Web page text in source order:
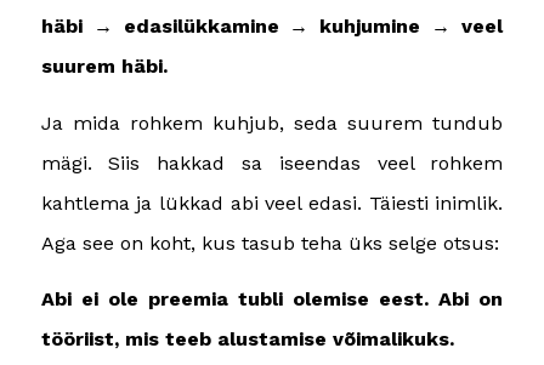
häbi → edasilükkamine → kuhjumine → veel
suurem häbi.
Ja mida rohkem kuhjub, seda suurem tundub
mägi. Siis hakkad sa iseendas veel rohkem
kahtlema ja lükkad abi veel edasi. Täiesti inimlik.
Aga see on koht, kus tasub teha üks selge otsus:
Abi ei ole preemia tubli olemise eest. Abi on
tööriist, mis teeb alustamise võimalikuks.